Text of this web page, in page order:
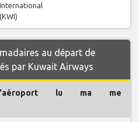
International
(KWI)
au départ de
par Kuwait Airways
lu ma me